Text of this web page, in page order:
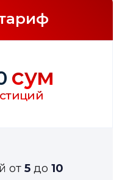
сум
от 5 до 10